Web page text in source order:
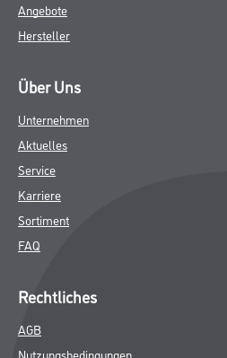
Angebote
Hersteller
Über Uns
Unternehmen
Aktuelles
Service
Karriere
Sortiment
FAQ
Rechtliches
AGB
Nutzungsbedingungen